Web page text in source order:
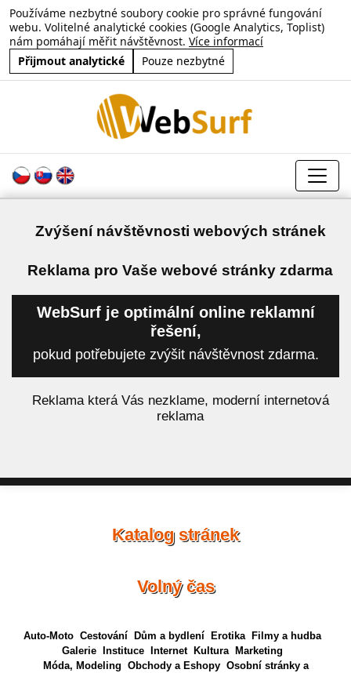
Používáme nezbytné soubory cookie pro správné fungování
webu. Volitelné analytické cookies (Google Analytics, Toplist)
nám pomáhají měřit návštěvnost. Více informací
Přijmout analytické
Pouze nezbytné
Zvýšení návštěvnosti webových stránek
Reklama pro Vaše webové stránky zdarma
WebSurf je optimální online reklamní
řešení,
pokud potřebujete zvýšit návštěvnost zdarma.
Reklama která Vás nezklame, moderní internetová
reklama
Katalog stránek
Volný čas
Auto-Moto Cestování Dům a bydlení Erotika
Filmy a hudba
Galerie
Instituce Internet Kultura
Marketing
Móda, Modeling Obchody a Eshopy Osobní stránky a